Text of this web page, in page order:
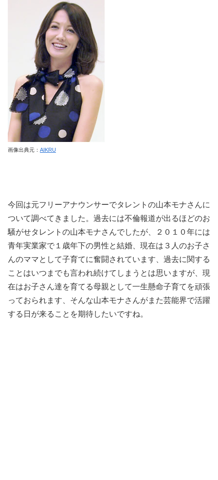
画像出典元： AIKRU
今回は元フリーアナウンサーでタレントの山本モナさんに
ついて調べてきました。過去には不倫報道が出るほどのお
騒がせタレントの山本モナさんでしたが、２０１０年には
青年実業家で１歳年下の男性と結婚、現在は３人のお子さ
んのママとして子育てに奮闘されています、過去に関する
ことはいつまでも言われ続けてしまうとは思いますが、現
在はお子さん達を育てる母親として一生懸命子育てを頑張
っておられます、そんな山本モナさんがまた芸能界で活躍
する日が来ることを期待したいですね。